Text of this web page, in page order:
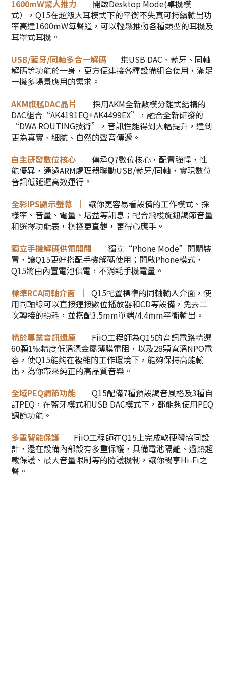
1600mW驚人推力 ｜ 開啟Desktop Mode(桌機模
式），Q15在超級大耳模式下的平衡不失真可持續輸出功
率高達1600mW每聲道，可以輕鬆推動各種類型的耳機及
耳罩式耳機。
USB/藍牙/同軸多合一解碼 ｜ 集USB DAC、藍牙、同軸
解碼等功能於一身，更方便連接各種設備組合使用，滿足
一機多場景應用的需求。
AKM旗艦DAC晶片 ｜ 採用AKM全新數模分離式結構的
DAC組合“AK4191EQ+AK4499EX”，融合全新研發的
“DWA ROUTING技術”，音訊性能得到大幅提升，達到
更為真實、細膩、自然的聲音傳遞。
自主研發數位核心 ｜ 傳承Q7數位核心，配置強悍，性
能優異，通過ARM處理器聯動USB/藍牙/同軸，實現數位
音訊低延遲高效運行。
全彩IPS顯示螢幕 ｜ 讓你更容易看設備的工作模式、採
樣率、音量、電量、增益等訊息；配合飛梭旋鈕調節音量
和選擇功能表，操控更直觀，更得心應手。
獨立手機解碼供電開關 ｜ 獨立“Phone Mode”開關裝
置，讓Q15更好搭配手機解碼使用；開啟Phone模式，
Q15將由內置電池供電，不消耗手機電量。
標準RCA同軸介面 ｜ Q15配置標準的同軸輸入介面，使
用同軸線可以直接連接數位播放器和CD等設備，免去二
次轉接的損耗，並搭配3.5mm單端/4.4mm平衡輸出。
精於專業音訊還原 ｜ FiiO工程師為Q15的音訊電路精選
60顆1‰精度低溫漂金屬薄膜電阻，以及28顆寬溫NPO電
容，使Q15能夠在複雜的工作環境下，能夠保持高能輸
出，為你帶來純正的高品質音樂。
全域PEQ調節功能 ｜ Q15配備7種預設調音風格及3種自
訂PEQ，在藍牙模式和USB DAC模式下，都能夠使用PEQ
調節功能。
多重智能保護 ｜ FiiO工程師在Q15上完成軟硬體協同設
計，還在設備內部設有多重保護，具備電池隔離、過熱超
載保護、最大音量限制等的防護機制，讓你暢享Hi-Fi之
聲。